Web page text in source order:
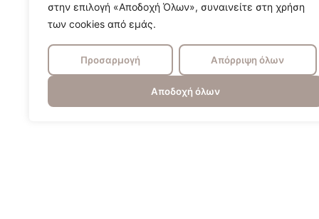
στην επιλογή «Αποδοχή Όλων», συναινείτε στη χρήση
των cookies από εμάς.
Προσαρμογή Απόρριψη όλων
Αποδοχή όλων